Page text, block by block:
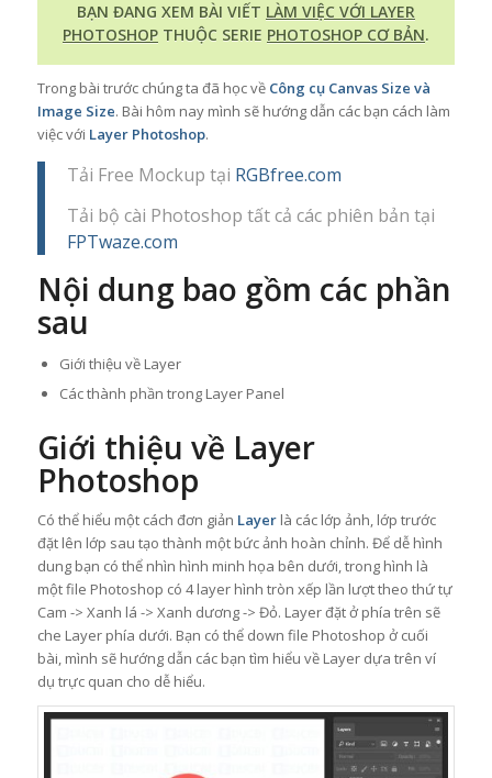
BẠN ĐANG XEM BÀI VIẾT LÀM VIỆC VỚI LAYER
PHOTOSHOPTHUỘC SERIE PHOTOSHOP CƠ BẢN.
Trong bài trước chúng ta đã học về Công cụ Canvas Size và
Image Size. Bài hôm nay mình sẽ hướng dẫn các bạn cách làm
việc với Layer Photoshop.
Tải Free Mockup tại RGBfree.com
Tải bộ cài Photoshop tất cả các phiên bản tại
FPTwaze.com
Nội dung bao gồm các phần
sau
Giới thiệu về Layer
Các thành phần trong Layer Panel
Giới thiệu về Layer
Photoshop
Có thể hiểu một cách đơn giản Layerlà các lớp ảnh, lớp trước
đặt lên lớp sau tạo thành một bức ảnh hoàn chỉnh. Để dễ hình
dung bạn có thể nhìn hình minh họa bên dưới, trong hình là
một file Photoshop có 4 layer hình tròn xếp lần lượt theo thứ tự
Cam -> Xanh lá -> Xanh dương -> Đỏ. Layer đặt ở phía trên sẽ
che Layer phía dưới. Bạn có thể down file Photoshop ở cuối
bài, mình sẽ hướng dẫn các bạn tìm hiểu về Layer dựa trên ví
dụ trực quan cho dễ hiểu.